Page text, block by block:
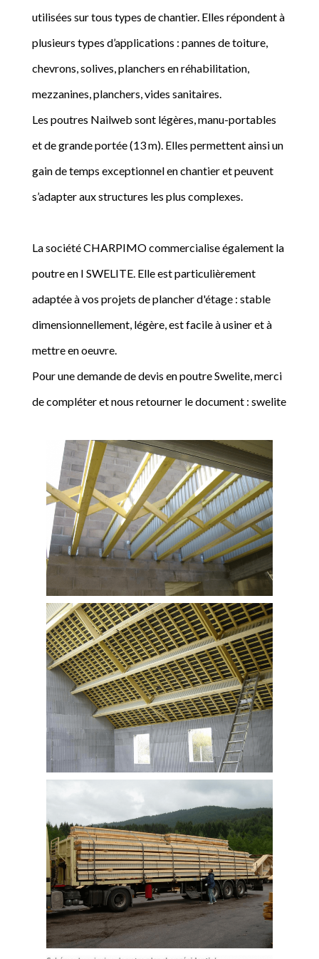
utilisées sur tous types de chantier. Elles répondent à
plusieurs types d’applications : pannes de toiture,
chevrons, solives, planchers en réhabilitation,
mezzanines, planchers, vides sanitaires.
Les poutres Nailweb sont légères, manu-portables
et de grande portée (13 m). Elles permettent ainsi un
gain de temps exceptionnel en chantier et peuvent
s’adapter aux structures les plus complexes.
La société CHARPIMO commercialise également la
poutre en I SWELITE. Elle est particulièrement
adaptée à vos projets de plancher d'étage : stable
dimensionnellement, légère, est facile à usiner et à
mettre en oeuvre.
Pour une demande de devis en poutre Swelite, merci
de compléter et nous retourner le document : swelite